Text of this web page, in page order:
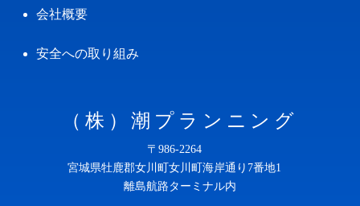
会社概要
安全への取り組み
（株）潮プランニング
〒986-2264
宮城県牡鹿郡女川町女川町海岸通り7番地1
離島航路ターミナル内